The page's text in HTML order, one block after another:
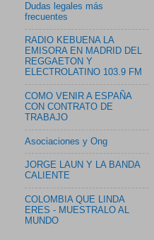
Dudas legales más
frecuentes
RADIO KEBUENA LA
EMISORA EN MADRID DEL
REGGAETON Y
ELECTROLATINO 103.9 FM
COMO VENIR A ESPAÑA
CON CONTRATO DE
TRABAJO
Asociaciones y Ong
JORGE LAUN Y LA BANDA
CALIENTE
COLOMBIA QUE LINDA
ERES - MUESTRALO AL
MUNDO